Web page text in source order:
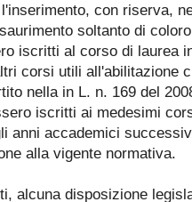
con riserva,
soltanto di
iscritti al corso di laurea
corsi utili all'abilitazione
nella in L. n. 169 del
iscritti ai medesimi
anni accademici
alla vigente normativa.
alcuna disposizione